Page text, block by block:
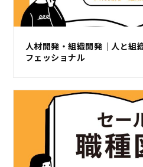
人材開発・組織開発｜人と組
フェッショナル